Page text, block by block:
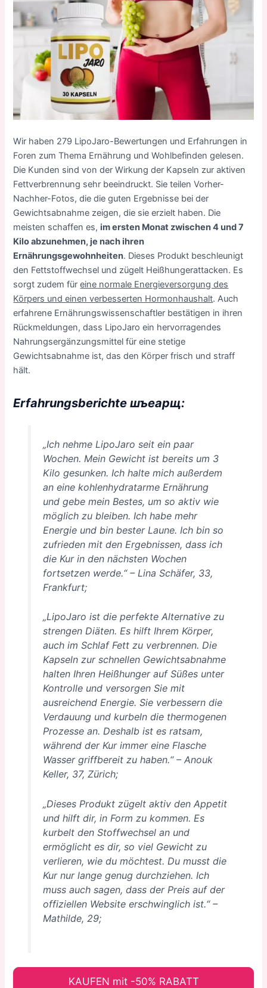
Wir haben 279 LipoJaro-Bewertungen und Erfahrungen in
Foren zum Thema Ernährung und Wohlbefinden gelesen.
Die Kunden sind von der Wirkung der Kapseln zur aktiven
Fettverbrennung sehr beeindruckt. Sie teilen Vorher-
Nachher-Fotos, die die guten Ergebnisse bei der
Gewichtsabnahme zeigen, die sie erzielt haben. Die
meisten schaffen es, im ersten Monat zwischen 4 und 7
Kilo abzunehmen, je nach ihren
Ernährungsgewohnheiten. Dieses Produkt beschleunigt
den Fettstoffwechsel und zügelt Heißhungerattacken. Es
sorgt zudem füreine normale Energieversorgung des
Körpers und einen verbesserten Hormonhaushalt. Auch
erfahrene Ernährungswissenschaftler bestätigen in ihren
Rückmeldungen, dass LipoJaro ein hervorragendes
Nahrungsergänzungsmittel für eine stetige
Gewichtsabnahme ist, das den Körper frisch und straff
hält.
Erfahrungsberichte шъеарщ:
„Ich nehme LipoJaro seit ein paar
Wochen. Mein Gewicht ist bereits um 3
Kilo gesunken. Ich halte mich außerdem
an eine kohlenhydratarme Ernährung
und gebe mein Bestes, um so aktiv wie
möglich zu bleiben. Ich habe mehr
Energie und bin bester Laune. Ich bin so
zufrieden mit den Ergebnissen, dass ich
die Kur in den nächsten Wochen
fortsetzen werde.“ – Lina Schäfer, 33,
Frankfurt;
„LipoJaro ist die perfekte Alternative zu
strengen Diäten. Es hilft Ihrem Körper,
auch im Schlaf Fett zu verbrennen. Die
Kapseln zur schnellen Gewichtsabnahme
halten Ihren Heißhunger auf Süßes unter
Kontrolle und versorgen Sie mit
ausreichend Energie. Sie verbessern die
Verdauung und kurbeln die thermogenen
Prozesse an. Deshalb ist es ratsam,
während der Kur immer eine Flasche
Wasser griffbereit zu haben.“ – Anouk
Keller, 37, Zürich;
„Dieses Produkt zügelt aktiv den Appetit
und hilft dir, in Form zu kommen. Es
kurbelt den Stoffwechsel an und
ermöglicht es dir, so viel Gewicht zu
verlieren, wie du möchtest. Du musst die
Kur nur lange genug durchziehen. Ich
muss auch sagen, dass der Preis auf der
offiziellen Website erschwinglich ist.“ –
Mathilde, 29;
KAUFEN mit -50% RABATT